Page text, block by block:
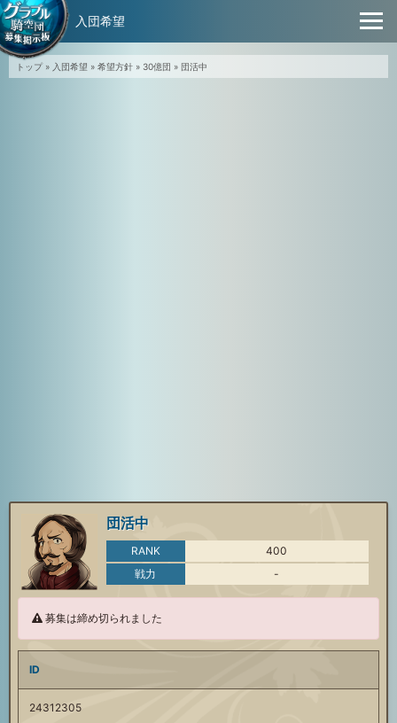
トップ» 入団希望 » 希望方針 » 30億団 » 団活中
団活中
RANK
400
戦力
-
募集は締め切られました
ID
24312305
入団希望